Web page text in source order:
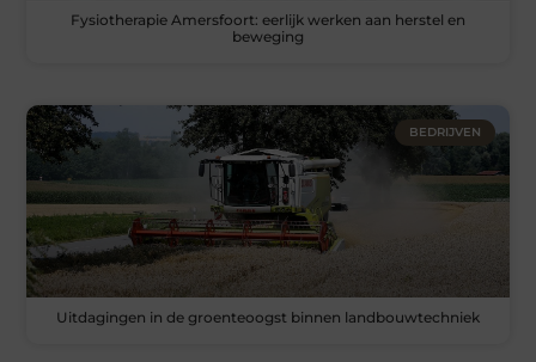
Fysiotherapie Amersfoort: eerlijk werken aan herstel en
beweging
BEDRIJVEN
Uitdagingen in de groenteoogst binnen landbouwtechniek